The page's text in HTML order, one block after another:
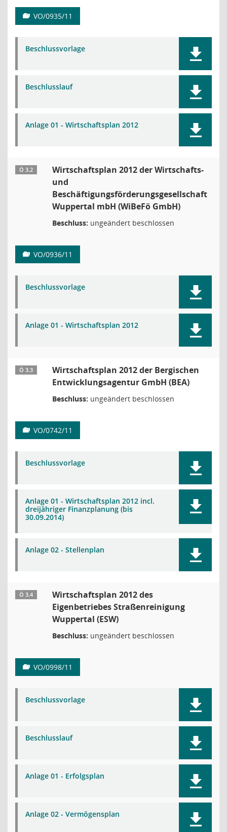
VO/0935/11
Beschlussvorlage
Beschlusslauf
Anlage 01 - Wirtschaftsplan 2012
Ö 3.2
Wirtschaftsplan 2012 der Wirtschafts-
und
Beschäftigungsförderungsgesellschaft
Wuppertal mbH (WiBeFö GmbH)
Beschluss: ungeändert beschlossen
VO/0936/11
Beschlussvorlage
Anlage 01 - Wirtschaftsplan 2012
Ö 3.3
Wirtschaftsplan 2012 der Bergischen
Entwicklungsagentur GmbH (BEA)
Beschluss: ungeändert beschlossen
VO/0742/11
Beschlussvorlage
Anlage 01 - Wirtschaftsplan 2012 incl.
dreijähriger Finanzplanung (bis
30.09.2014)
Anlage 02 - Stellenplan
Ö 3.4
Wirtschaftsplan 2012 des
Eigenbetriebes Straßenreinigung
Wuppertal (ESW)
Beschluss: ungeändert beschlossen
VO/0998/11
Beschlussvorlage
Beschlusslauf
Anlage 01 - Erfolgsplan
Anlage 02 - Vermögensplan